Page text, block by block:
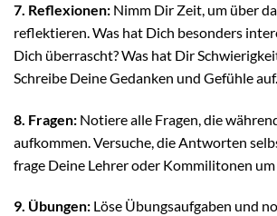
7. Reflexionen: Nimm Dir Zeit, um über
reflektieren. Was hat Dich besonders
Dich überrascht? Was hat Dir
Schreibe Deine Gedanken und Gefühle auf.
8. Fragen: Notiere alle Fragen, die
aufkommen. Versuche, die Antworten
frage Deine Lehrer oder Kommilitonen um
9. Übungen: Löse Übungsaufgaben und